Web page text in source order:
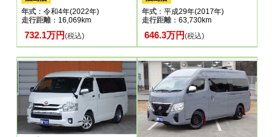
年式 ：令和4年(2022年)
走行距離：16,069km
732.1万円(税込)
年式：平成29年(2017年)
走行距離：63,730km
646.3万円(税込)